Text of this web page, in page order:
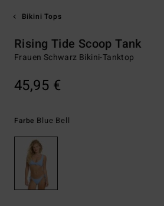
Bikini Tops
Rising Tide Scoop Tank
Frauen Schwarz Bikini-Tanktop
45,95 €
Farbe Blue Bell